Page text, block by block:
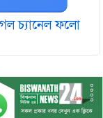
চ‌্যানেল ফলো